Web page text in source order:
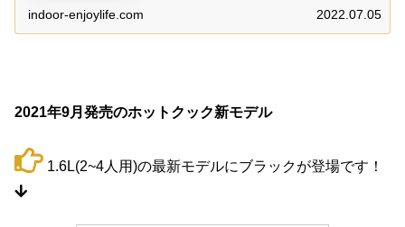
ところも嬉しいスパイスです。1本あれば気軽に何度も楽
indoor-enjoylife.com 2022.07.05
2021年9月発売のホットクック新モデル
1.6L(2~4人用)の最新モデルにブラックが登場です！